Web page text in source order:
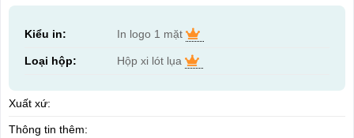
Kiểu in: In logo 1 mặt
Loại hộp: Hộp xi lót lụa
Xuất xứ:
Thông tin thêm: